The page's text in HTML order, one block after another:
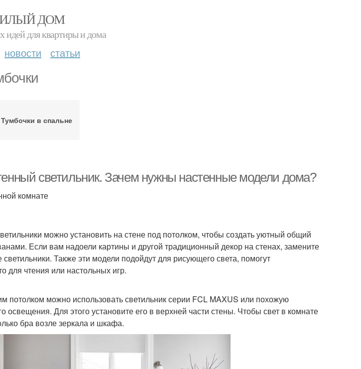
ДОМ
идей для квартиры и дома
новости статьи
Тумбочки в спальне
светильник. Зачем нужны настенные модели дома?
комнате
можно установить на стене под потолком, чтобы создать уютный общий
Если вам надоели картины и другой традиционный декор на стенах, замените
Также эти модели подойдут для рисующего света, помогут
для чтения или настольных игр.
потолком можно использовать светильник серии FCL MAXUS или похожую
освещения. Для этого установите его в верхней части стены. Чтобы свет в комнате
бра возле зеркала и шкафа.